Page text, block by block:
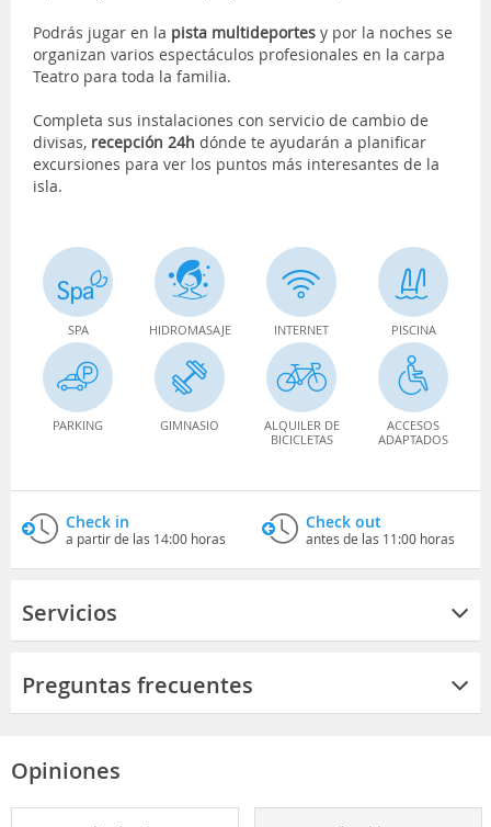
Podrás jugar en la pista multideportes y por la noches se
organizan varios espectáculos profesionales en la carpa
Teatro para toda la familia.
Completa sus instalaciones con servicio de cambio de
divisas, recepción 24h dónde te ayudarán a planificar
excursiones para ver los puntos más interesantes de la
isla.
SPA HIDROMASAJE INTERNET PISCINA
PARKING GIMNASIO
ALQUILER DE
BICICLETAS
ACCESOS
ADAPTADOS
Check in
a partir de las 14:00 horas
Check out
antes de las 11:00 horas
Servicios
Preguntas frecuentes
Opiniones